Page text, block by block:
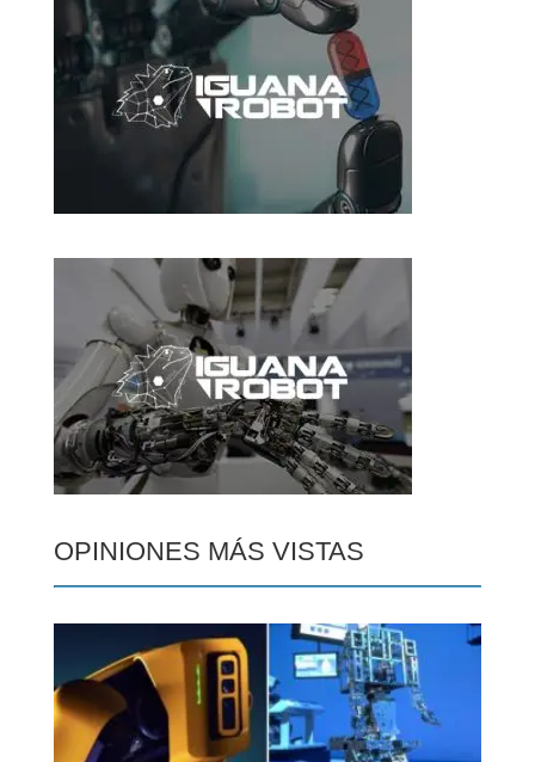
OPINIONES MÁS VISTAS